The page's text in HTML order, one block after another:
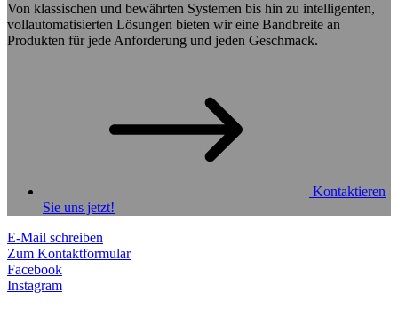
Von klassischen und bewährten Systemen bis hin zu intelligenten,
vollautomatisierten Lösungen bieten wir eine Bandbreite an
Produkten für jede Anforderung und jeden Geschmack.
Kontaktieren
Sie uns jetzt!
E-Mail schreiben
Zum Kontaktformular
Facebook
Instagram